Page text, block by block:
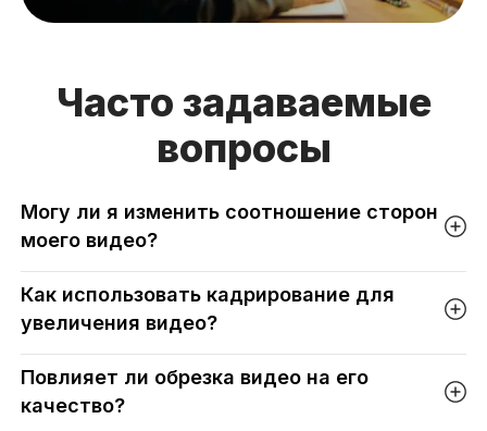
Часто задаваемые
вопросы
Могу ли я изменить соотношение сторон
моего видео?
Как использовать кадрирование для
увеличения видео?
Повлияет ли обрезка видео на его
качество?